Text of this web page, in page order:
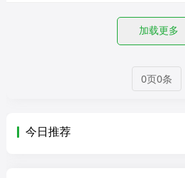
加载更多
0页0条
今日推荐